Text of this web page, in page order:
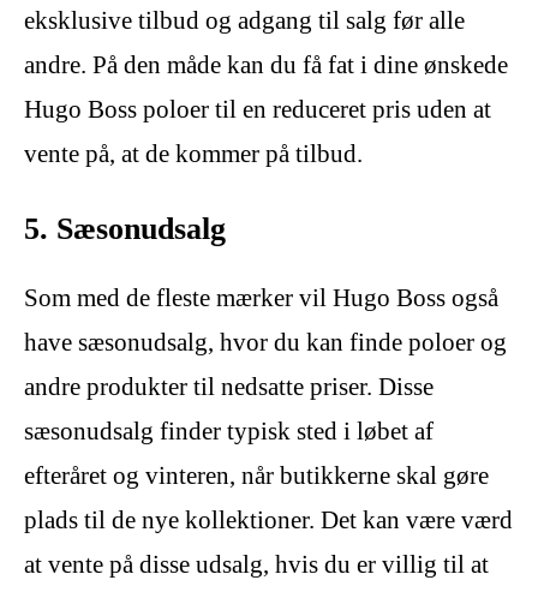
eksklusive tilbud og adgang til salg før alle
andre. På den måde kan du få fat i dine ønskede
Hugo Boss poloer til en reduceret pris uden at
vente på, at de kommer på tilbud.
5. Sæsonudsalg
Som med de fleste mærker vil Hugo Boss også
have sæsonudsalg, hvor du kan finde poloer og
andre produkter til nedsatte priser. Disse
sæsonudsalg finder typisk sted i løbet af
efteråret og vinteren, når butikkerne skal gøre
plads til de nye kollektioner. Det kan være værd
at vente på disse udsalg, hvis du er villig til at